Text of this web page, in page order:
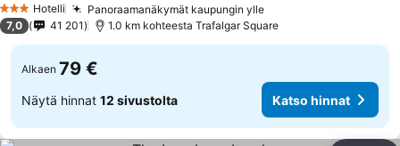
3 Tähtiluokitus
Hotelli Panoraamanäkymät kaupungin ylleKatso hinnat
7,0 41 201 1.0 km kohteesta Trafalgar Square
Alkaen 79 €
Näytä hinnat 12 sivustolta Katso hinnat